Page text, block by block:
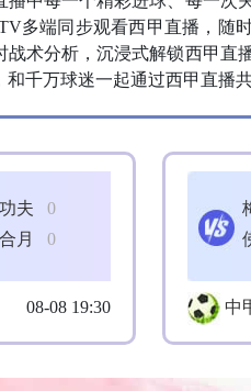
多端同步观看西甲直播，随
术分析，沉浸式解锁西甲直
千万球迷一起通过西甲直播
0
夫
0
月
08-08 19:30 中